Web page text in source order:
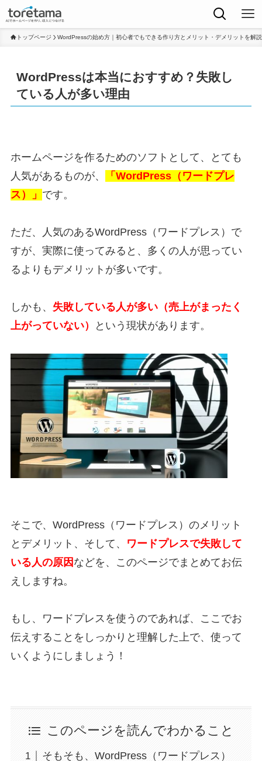
トップページ WordPressの始め方｜初心者でもできる作り方とメリット・デメリットを解説
WordPressは本当におすすめ？失敗し
ている人が多い理由
ホームページを作るためのソフトとして、とても
人気があるものが、
「WordPress（ワードプレ
ス）」 です。
ただ、人気のあるWordPress（ワードプレス）で
すが、実際に使ってみると、多くの人が思ってい
るよりもデメリットが多いです。
しかも、 失敗している人が多い（売上がまったく
上がっていない）
という現状があります。
そこで、WordPress（ワードプレス）のメリット
とデメリット、そして、
ワードプレスで失敗して
いる人の原因 などを、このページでまとめてお伝
えしますね。
もし、ワードプレスを使うのであれば、ここでお
伝えすることをしっかりと理解した上で、使って
いくようにしましょう！
このページを読んでわかること
そもそも、WordPress（ワードプレス）